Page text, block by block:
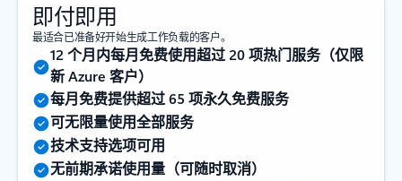
即付即用
最适合已准备好开始生成工作负载的客户。
12 个月内每月免费使用超过 20 项热门服务（仅限
新 Azure 客户）
每月免费提供超过 65 项永久免费服务
可无限量使用全部服务
技术支持选项可用
无前期承诺使用量（可随时取消）